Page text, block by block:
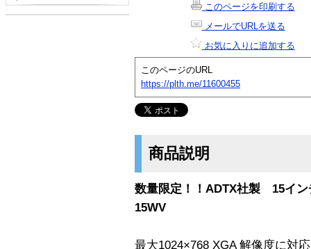
このページを印刷する
メールでURLを送る
お気に入りに追加する
このページのURL
https://plth.me/11600455
商品説明
数量限定！！ADTX社製 15イ
15WV
最大1024×768 XGA 解像度に対